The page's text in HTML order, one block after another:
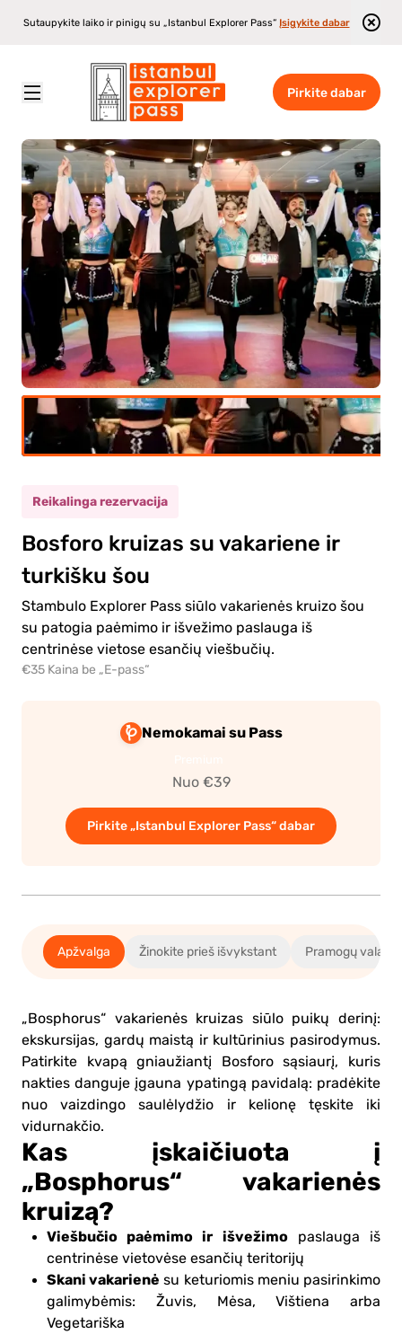
Sutaupykite laiko ir pinigų su „Istanbul Explorer Pass“ Įsigykite dabar
Pirkite dabar
Istanbul Explorer Pass \ Atrakcionai \ Bosforo kruizas su vakariene ir turkišku šou
Reikalinga rezervacija
Bosforo kruizas su vakariene ir
turkišku šou
Stambulo Explorer Pass siūlo vakarienės kruizo šou
su patogia paėmimo ir išvežimo paslauga iš
centrinėse vietose esančių viešbučių.
€35 Kaina be „E-pass“
Nemokamai su Pass
Nuo €39
Pirkite „Istanbul Explorer Pass“ dabar
Apžvalga Žinokite prieš išvykstant Pramogų
„Bosphorus“ vakarienės kruizas siūlo puikų derinį:
ekskursijas, gardų maistą ir kultūrinius pasirodymus.
Patirkite kvapą gniaužiantį Bosforo sąsiaurį, kuris
nakties danguje įgauna ypatingą pavidalą: pradėkite
nuo vaizdingo saulėlydžio ir kelionę tęskite iki
vidurnakčio.
Kas įskaičiuota į
„Bosphorus“ vakarienės
kruizą?
Viešbučio paėmimo ir išvežimopaslauga iš
centrinėse vietovėse esančių teritorijų
Skani vakarienė su keturiomis meniu pasirinkimo
galimybėmis: Žuvis, Mėsa, Vištiena arba
Vegetariška
(12+)
(5-11)
0.00€